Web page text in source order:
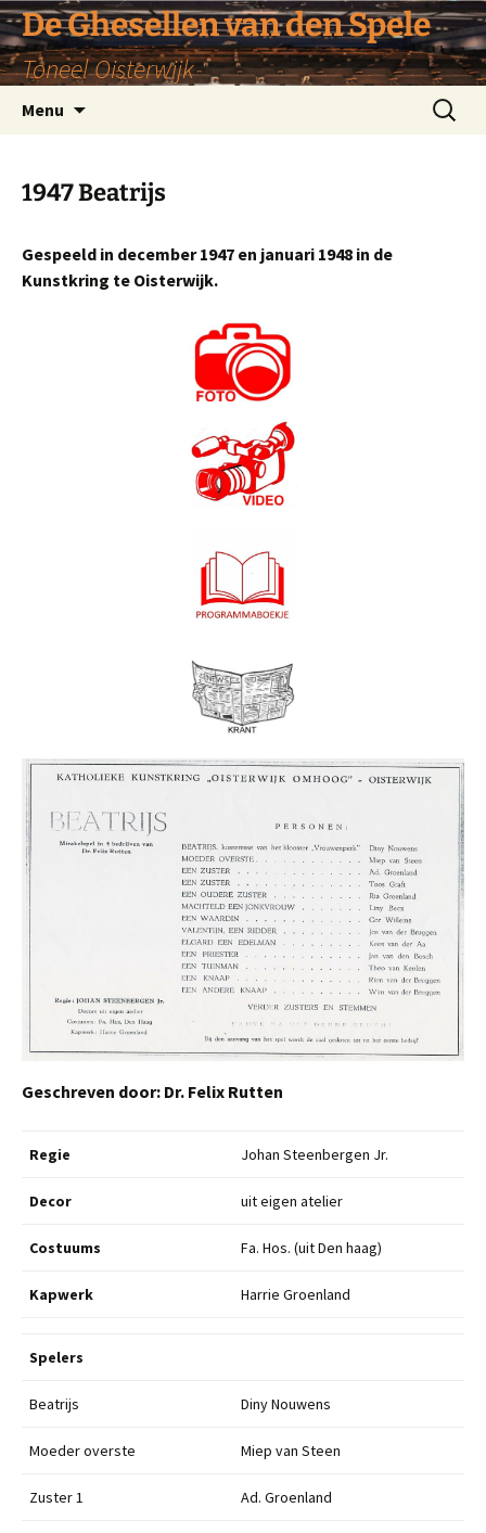
De Ghesellen van den Spele
Toneel Oisterwijk
Menu
Zoeken
naar:
1947 Beatrijs
Gespeeld in december 1947 en januari 1948 in de
Kunstkring te Oisterwijk.
Geschreven door: Dr. Felix Rutten
Regie Johan Steenbergen Jr.
Decor uit eigen atelier
Costuums Fa. Hos. (uit Den haag)
Kapwerk Harrie Groenland
Spelers
Beatrijs Diny Nouwens
Moeder overste Miep van Steen
Zuster 1 Ad. Groenland